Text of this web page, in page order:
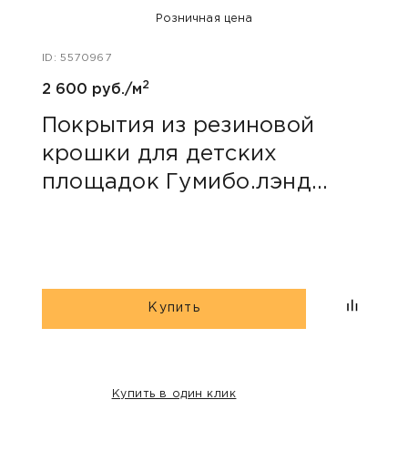
Розничная цена
ID: 5570967
2 600 руб./м2
Покрытия из резиновой
крошки для детских
площадок Гумибо.лэнд
Купить
Купить в один клик